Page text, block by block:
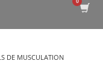
DE MUSCULATION